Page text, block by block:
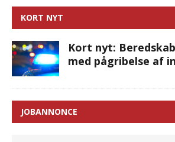
KORT NYT
Kort nyt:
med pågribelse af
JOBANNONCE